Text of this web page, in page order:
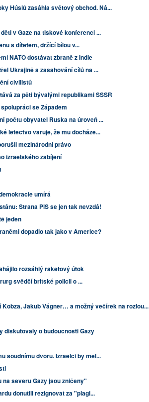
Húsiů zasáhla světový obchod. Ná...
v Gaze na tiskové konferenci ...
s dítětem, držící bílou v...
NATO dostávat zbraně z Indie
Ukrajině a zasahování cílů na ...
civilistů
za pěti bývalými republikami SSSR
se Západem
počtu obyvatel Ruska na úroveň ...
letectvo varuje, že mu docháze...
mezinárodní právo
izraelského zabíjení
umírá
Strana PiS se jen tak nevzdá!
jeden
dopadlo tak jako v Americe?
rozsáhlý raketový útok
svědčí britské policii o ...
Jakub Vágner… a možný večírek na rozlou...
diskutovaly o budoucnosti Gazy
soudnímu dvoru. Izraelci by měl...
severu Gazy jsou zničeny"
donutili rezignovat za "plagi...